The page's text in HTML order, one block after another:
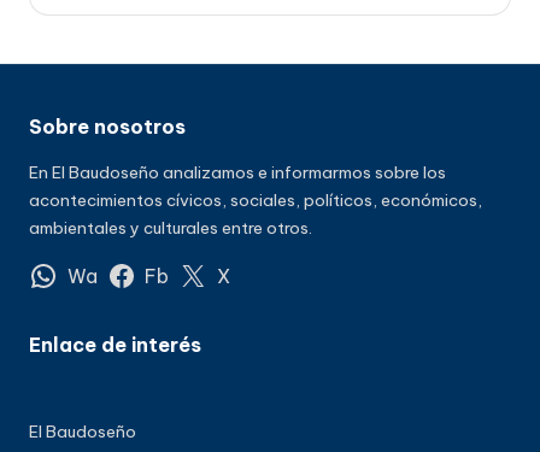
Sobre nosotros
En El Baudoseño analizamos e informarmos sobre los
acontecimientos cívicos, sociales, políticos, económicos,
ambientales y culturales entre otros.
Wa Fb X
Enlace de interés
El Baudoseño